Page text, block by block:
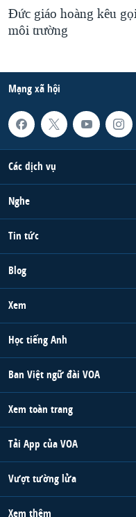
Đức giáo hoàng kêu
môi trường
Mạng xã hội
Các dịch vụ
Nghe
Tin tức
Blog
Xem
Học tiếng Anh
Ban Việt ngữ đài VOA
Xem toàn trang
Tải App của VOA
Vượt tường lửa
Xem thêm